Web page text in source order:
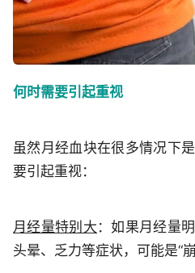
何时需要引起重视
虽然月经血块在很多情况下
要引起重视：
月经量特别大 ：如果月经量
头晕、乏力等症状，可能是“